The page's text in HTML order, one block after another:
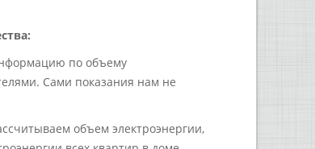
по объему
Сами показания нам не
объем электроэнергии,